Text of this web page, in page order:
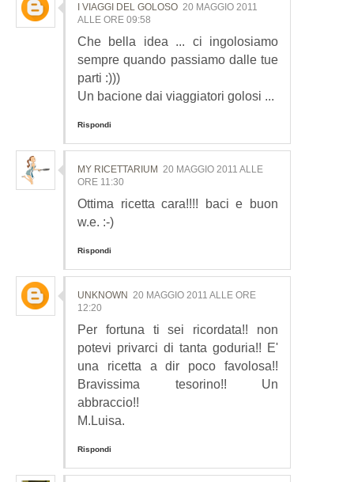
I VIAGGI DEL GOLOSO 20 MAGGIO 2011
ALLE ORE 09:58
Che bella idea ... ci ingolosiamo
sempre quando passiamo dalle tue
parti :)))
Un bacione dai viaggiatori golosi ...
Rispondi
MY RICETTARIUM 20 MAGGIO 2011 ALLE
ORE 11:30
Ottima ricetta cara!!!! baci e buon
w.e. :-)
Rispondi
UNKNOWN 20 MAGGIO 2011 ALLE ORE
12:20
Per fortuna ti sei ricordata!! non
potevi privarci di tanta goduria!! E'
una ricetta a dir poco favolosa!!
Bravissima tesorino!! Un
abbraccio!!
M.Luisa.
Rispondi